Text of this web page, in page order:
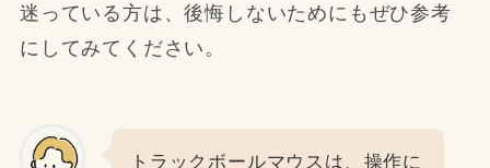
迷っている方は、後悔しないためにもぜひ参考
にしてみてください。
トラックボールマウスは、操作に